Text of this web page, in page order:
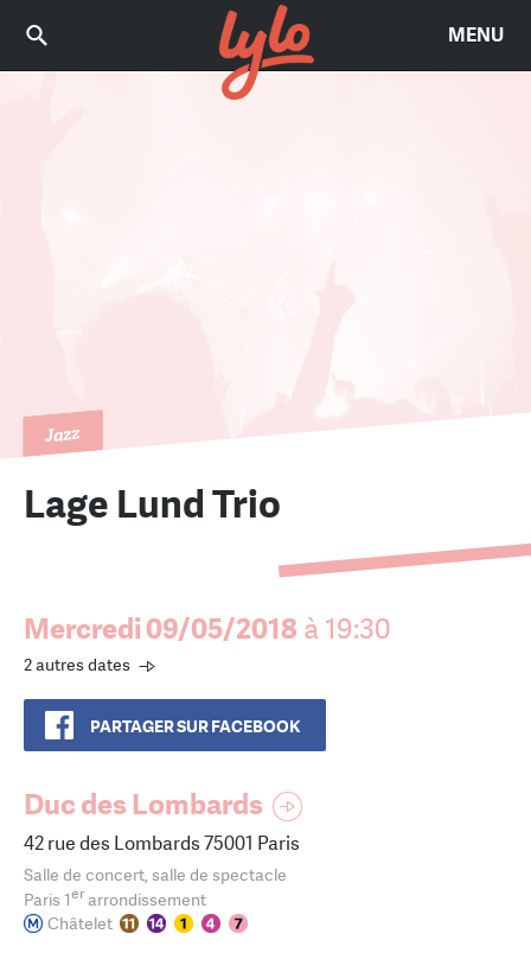
MENU
Jazz
Lage Lund Trio
Mercredi 09/05/2018 à 19:30
2 autres dates
PARTAGER SUR FACEBOOK
Duc des Lombards
42 rue des Lombards 75001 Paris
Salle de concert, salle de spectacle
Paris 1erarrondissement
Châtelet